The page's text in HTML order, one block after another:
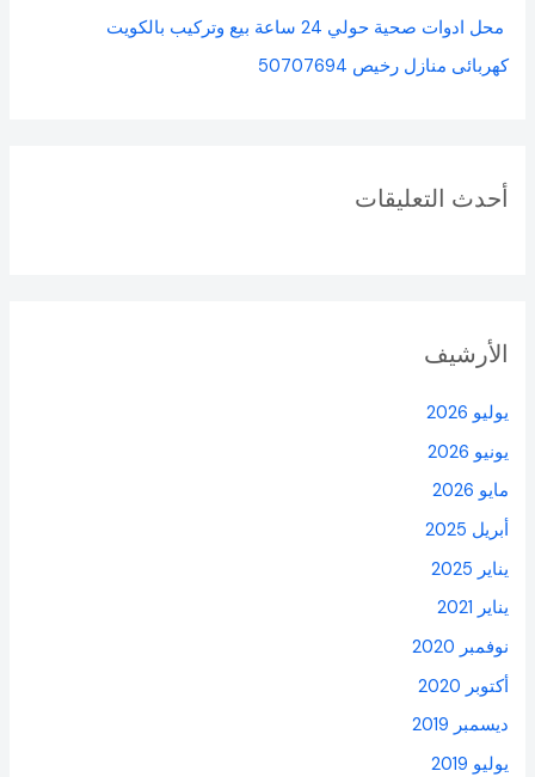
محل ادوات صحية حولي 24 ساعة بيع وتركيب بالكويت
كهربائى منازل رخيص 50707694
أحدث التعليقات
الأرشيف
يوليو 2026
يونيو 2026
مايو 2026
أبريل 2025
يناير 2025
يناير 2021
نوفمبر 2020
أكتوبر 2020
ديسمبر 2019
يوليو 2019